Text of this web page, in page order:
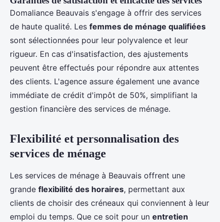
Domaliance Beauvais s'engage à offrir des services
de haute qualité. Les femmes de ménage qualifiées
sont sélectionnées pour leur polyvalence et leur
rigueur. En cas d'insatisfaction, des ajustements
peuvent être effectués pour répondre aux attentes
des clients. L'agence assure également une avance
immédiate de crédit d'impôt de 50%, simplifiant la
gestion financière des services de ménage.
Flexibilité et personnalisation des
services de ménage
Les services de ménage à Beauvais offrent une
grande flexibilité des horaires, permettant aux
clients de choisir des créneaux qui conviennent à leur
emploi du temps. Que ce soit pour un entretien